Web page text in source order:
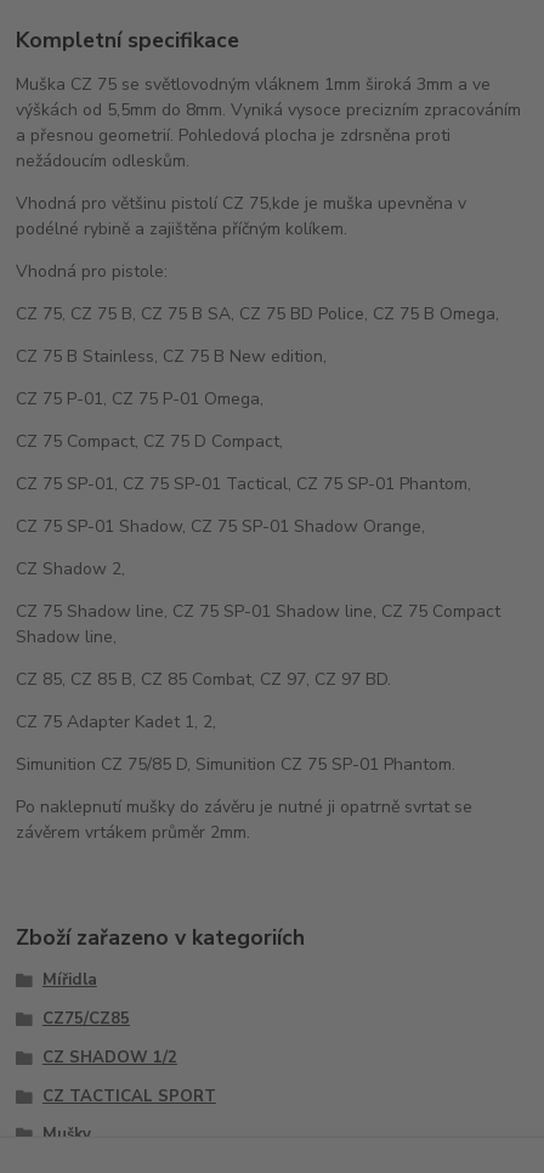
Kompletní specifikace
Muška CZ 75 se světlovodným vláknem 1mm široká 3mm a ve
výškách od 5,5mm do 8mm. Vyniká vysoce precizním zpracováním
a přesnou geometrií. Pohledová plocha je zdrsněna proti
nežádoucím odleskům.
Vhodná pro většinu pistolí CZ 75,kde je muška upevněna v
podélné rybině a zajištěna příčným kolíkem.
Vhodná pro pistole:
CZ 75, CZ 75 B, CZ 75 B SA, CZ 75 BD Police, CZ 75 B Omega,
CZ 75 B Stainless, CZ 75 B New edition,
CZ 75 P-01, CZ 75 P-01 Omega,
CZ 75 Compact, CZ 75 D Compact,
CZ 75 SP-01, CZ 75 SP-01 Tactical, CZ 75 SP-01 Phantom,
CZ 75 SP-01 Shadow, CZ 75 SP-01 Shadow Orange,
CZ Shadow 2,
CZ 75 Shadow line, CZ 75 SP-01 Shadow line, CZ 75 Compact
Shadow line,
CZ 85, CZ 85 B, CZ 85 Combat, CZ 97, CZ 97 BD.
CZ 75 Adapter Kadet 1, 2,
Simunition CZ 75/85 D, Simunition CZ 75 SP-01 Phantom.
Po naklepnutí mušky do závěru je nutné ji opatrně svrtat se
závěrem vrtákem průměr 2mm.
Zboží zařazeno v kategoriích
Mířidla
CZ75/CZ85
CZ SHADOW 1/2
CZ TACTICAL SPORT
Mušky